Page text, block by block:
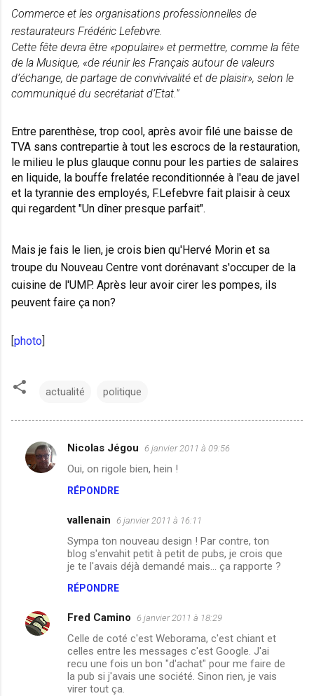
Commerce et les organisations professionnelles de
restaurateurs Frédéric Lefebvre.
Cette fête devra être «populaire» et permettre, comme la fête
de la Musique, «de réunir les Français autour de valeurs
d’échange, de partage de convivivalité et de plaisir», selon le
communiqué du secrétariat d’Etat."
Entre parenthèse, trop cool, après avoir filé une baisse de
TVA sans contrepartie à tout les escrocs de la restauration,
le milieu le plus glauque connu pour les parties de salaires
en liquide, la bouffe frelatée reconditionnée à l'eau de javel
et la tyrannie des employés, F.Lefebvre fait plaisir à ceux
qui regardent "Un dîner presque parfait".
Mais je fais le lien, je crois bien qu'Hervé Morin et sa
troupe du Nouveau Centre vont dorénavant s'occuper de la
cuisine de l'UMP. Après leur avoir cirer les pompes, ils
peuvent faire ça non?
[photo]
actualité politique
C
o
r
Nicolas Jégou 6 janvier 2011 à 09:56
Oui, on rigole bien, hein !
RÉPONDRE
vallenain 6 janvier 2011 à 16:11
Sympa ton nouveau design ! Par contre, ton
blog s'envahit petit à petit de pubs, je crois que
je te l'avais déjà demandé mais... ça rapporte ?
RÉPONDRE
Fred Camino 6 janvier 2011 à 18:29
Celle de coté c'est Weborama, c'est chiant et
celles entre les messages c'est Google. J'ai
recu une fois un bon "d'achat" pour me faire de
la pub si j'avais une société. Sinon rien, je vais
virer tout ça.